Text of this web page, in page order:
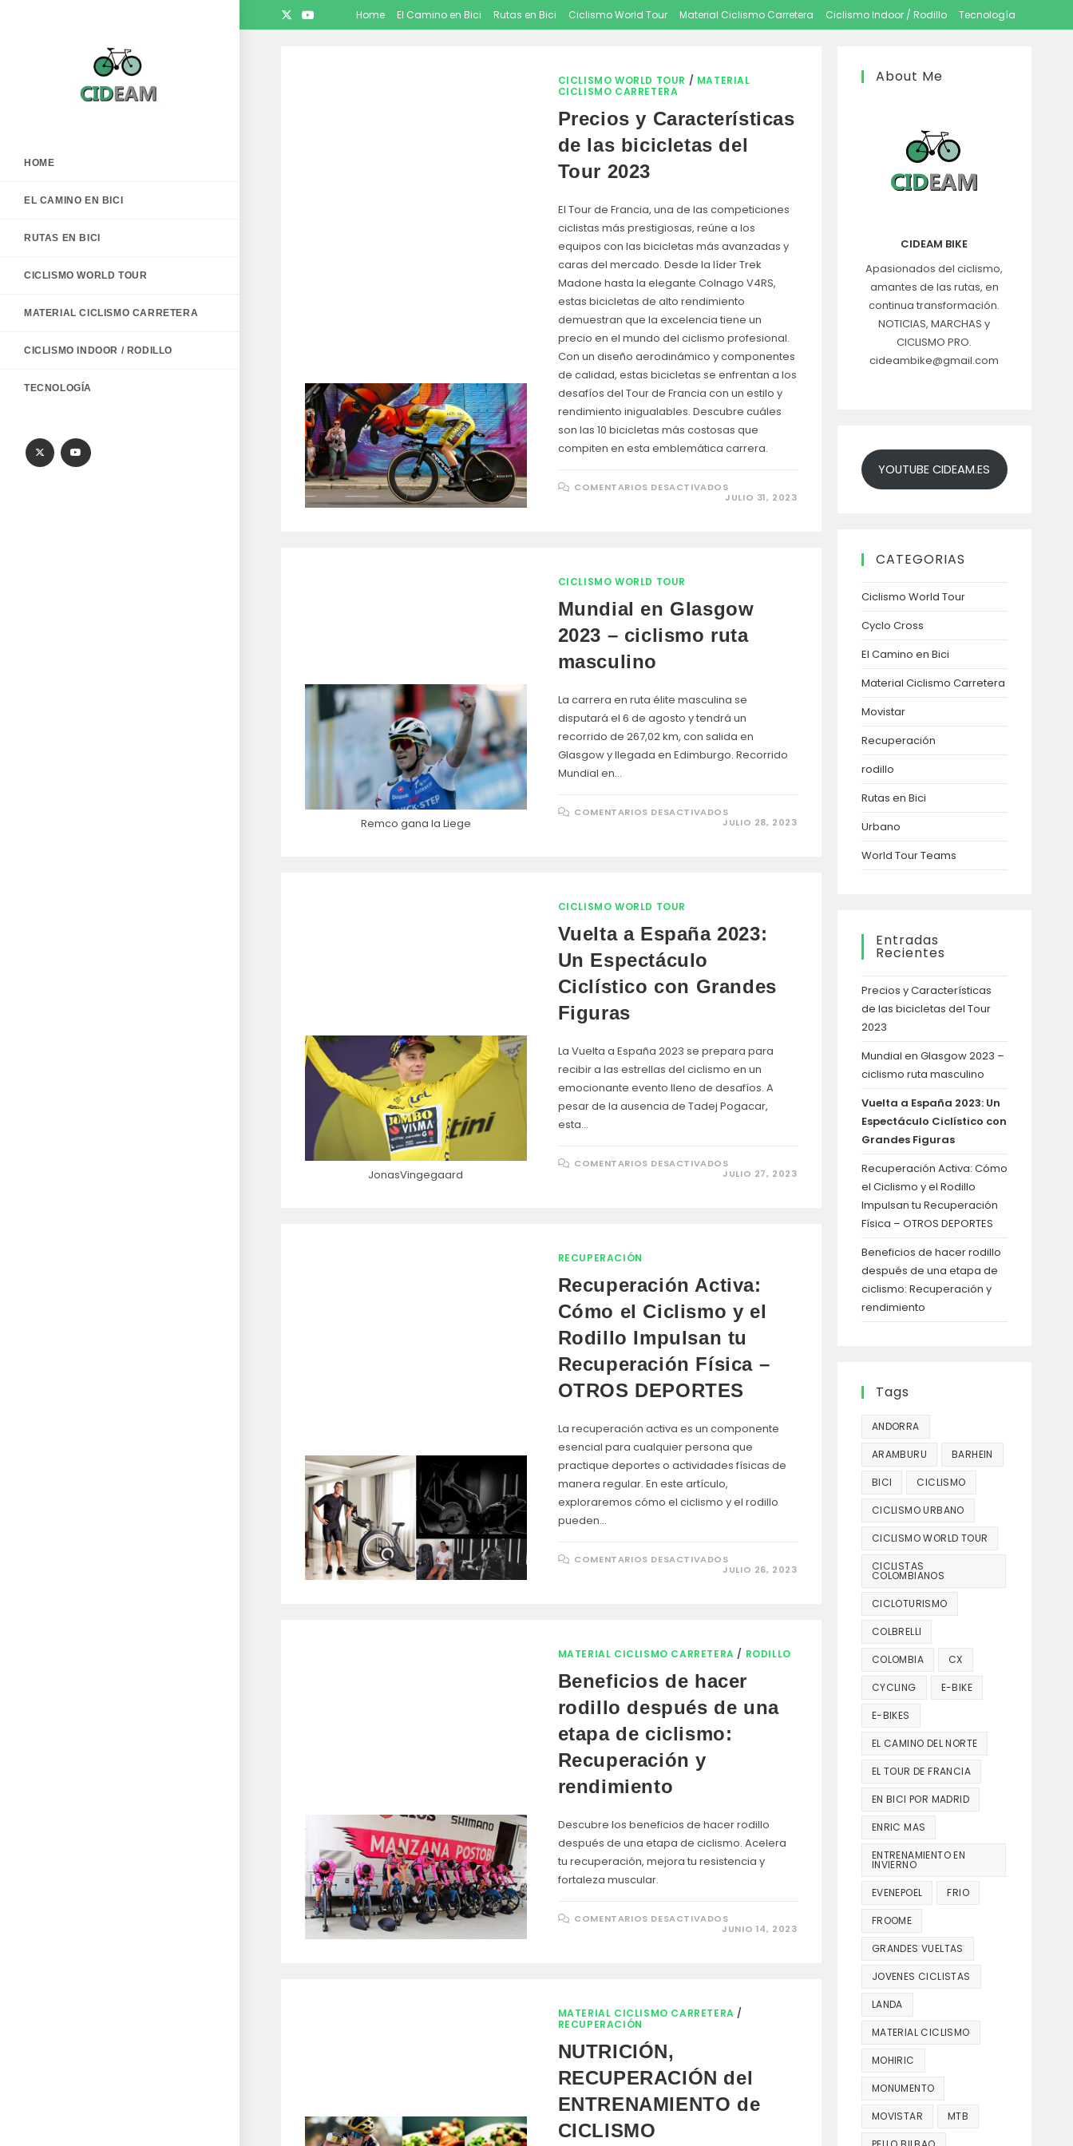
al
Home El Camino en Bici Rutas en Bici Ciclismo World Tour Material Ciclismo Carretera Ciclismo Indoor / Rodillo Tecnología
HOME
EL CAMINO EN BICI
RUTAS EN BICI
CICLISMO WORLD TOUR
MATERIAL CICLISMO CARRETERA
CICLISMO INDOOR / RODILLO
TECNOLOGÍA
CICLISMO WORLD TOUR / MATERIAL
CICLISMO CARRETERA
Precios y Características
de las bicicletas del
Tour 2023
El Tour de Francia, una de las competiciones
ciclistas más prestigiosas, reúne a los
equipos con las bicicletas más avanzadas y
caras del mercado. Desde la líder Trek
Madone hasta la elegante Colnago V4RS,
estas bicicletas de alto rendimiento
demuestran que la excelencia tiene un
precio en el mundo del ciclismo profesional.
Con un diseño aerodinámico y componentes
de calidad, estas bicicletas se enfrentan a los
desafíos del Tour de Francia con un estilo y
rendimiento inigualables. Descubre cuáles
son las 10 bicicletas más costosas que
compiten en esta emblemática carrera.
COMENTARIOS DESACTIVADOSEN
PRECIOS
JULIO 31, 2023
Remco gana la Liege
CICLISMO WORLD TOUR
Mundial en Glasgow
2023 – ciclismo ruta
masculino
La carrera en ruta élite masculina se
disputará el 6 de agosto y tendrá un
recorrido de 267,02 km, con salida en
Glasgow y llegada en Edimburgo. Recorrido
Mundial en…
COMENTARIOS DESACTIVADOSEN
MUNDIAL
JULIO 28, 2023
JonasVingegaard
CICLISMO WORLD TOUR
Vuelta a España 2023:
Un Espectáculo
Ciclístico con Grandes
Figuras
La Vuelta a España 2023 se prepara para
recibir a las estrellas del ciclismo en un
emocionante evento lleno de desafíos. A
pesar de la ausencia de Tadej Pogacar,
esta…
COMENTARIOS DESACTIVADOSEN
VUELTA
JULIO 27, 2023
RECUPERACIÓN
Recuperación Activa:
Cómo el Ciclismo y el
Rodillo Impulsan tu
Recuperación Física –
OTROS DEPORTES
La recuperación activa es un componente
esencial para cualquier persona que
practique deportes o actividades físicas de
manera regular. En este artículo,
exploraremos cómo el ciclismo y el rodillo
pueden…
COMENTARIOS DESACTIVADOSEN
RECUPERACIÓN
IMPULSAN
TU
FÍSICA
OTROS
DEPORTES
JULIO 26, 2023
MATERIAL CICLISMO CARRETERA / RODILLO
Beneficios de hacer
rodillo después de una
etapa de ciclismo:
Recuperación y
rendimiento
Descubre los beneficios de hacer rodillo
después de una etapa de ciclismo. Acelera
tu recuperación, mejora tu resistencia y
fortaleza muscular.
COMENTARIOS DESACTIVADOSEN
BENEFICIOS
DE
CICLISMO:
JUNIO 14, 2023
MATERIAL CICLISMO CARRETERA /
RECUPERACIÓN
NUTRICIÓN,
RECUPERACIÓN del
ENTRENAMIENTO de
CICLISMO
About Me
CIDEAM BIKE
Apasionados del ciclismo,
amantes de las rutas, en
continua transformación.
NOTICIAS, MARCHAS y
CICLISMO PRO.
cideambike@gmail.com
YOUTUBE CIDEAM.ES
CATEGORIAS
Ciclismo World Tour
Cyclo Cross
El Camino en Bici
Material Ciclismo Carretera
Movistar
Recuperación
rodillo
Rutas en Bici
Urbano
World Tour Teams
Entradas
Recientes
Precios y Características
de las bicicletas del Tour
2023
Mundial en Glasgow 2023 –
ciclismo ruta masculino
Vuelta a España 2023: Un
Espectáculo Ciclístico con
Grandes Figuras
Recuperación Activa: Cómo
el Ciclismo y el Rodillo
Impulsan tu Recuperación
Física – OTROS DEPORTES
Beneficios de hacer rodillo
después de una etapa de
ciclismo: Recuperación y
rendimiento
Tags
ANDORRA
ARAMBURU BARHEIN
BICI CICLISMO
CICLISMO URBANO
CICLISMO WORLD TOUR
CICLISTAS
COLOMBIANOS
CICLOTURISMO
COLBRELLI
COLOMBIA CX
CYCLING E-BIKE
E-BIKES
EL CAMINO DEL NORTE
EL TOUR DE FRANCIA
EN BICI POR MADRID
ENRIC MAS
ENTRENAMIENTO EN
INVIERNO
EVENEPOEL FRIO
FROOME
GRANDES VUELTAS
JOVENES CICLISTAS
LANDA
MATERIAL CICLISMO
MOHIRIC
MONUMENTO
MOVISTAR MTB